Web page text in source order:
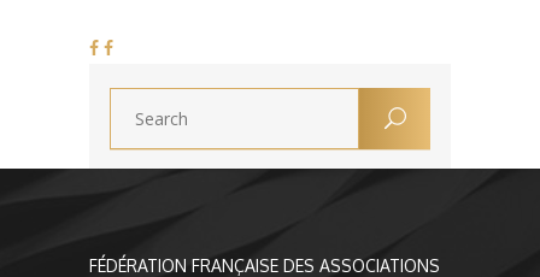
FÉDÉRATION FRANÇAISE DES ASSOCIATIONS